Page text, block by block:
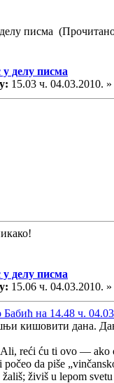
писма
делу писма
15.03 ч. 04.03.2010. »
делу писма
15.06 ч. 04.03.2010. »
на 14.48 ч.
кишовити дана.
reći ću ti ovo — ako
da piše
žališ; živiš u lepom